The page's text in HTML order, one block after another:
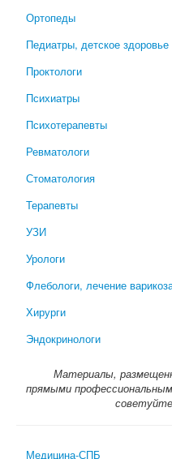
Ортопеды
Педиатры, детское здоровье
Проктологи
Психиатры
Психотерапевты
Ревматологи
Стоматология
Терапевты
УЗИ
Урологи
Флебологи, лечение
Хирурги
Эндокринологи
Материалы,
прямыми
Медицина-СПБ